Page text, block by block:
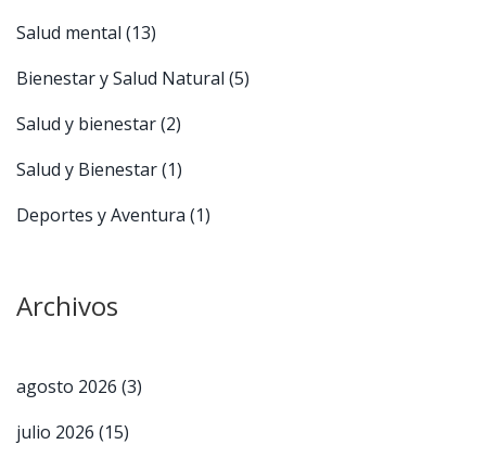
Salud mental (13)
Bienestar y Salud Natural (5)
Salud y bienestar(2)
Salud y Bienestar(1)
Deportes y Aventura (1)
Archivos
agosto 2026 (3)
julio 2026 (15)